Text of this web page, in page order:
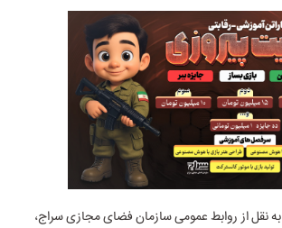
به نقل از روابط عمومی سازمان فضای مجازی سراج،